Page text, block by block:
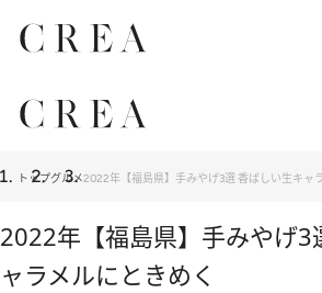
トップグルメ2022年【福島県】手みやげ3選 香ばしい生キャ
2022年【福島県】手みやげ3
ャラメルにときめく